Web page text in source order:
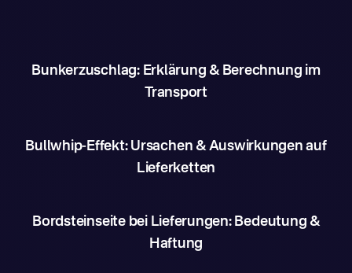
Bunkerzuschlag: Erklärung & Berechnung im
Transport
Bullwhip-Effekt: Ursachen & Auswirkungen auf
Lieferketten
Bordsteinseite bei Lieferungen: Bedeutung &
Haftung